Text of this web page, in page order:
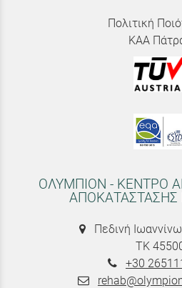
Πολιτική
ΚΑΑ
ΟΛΥΜΠΙΟΝ - ΚΕΝΤΡΟ
ΑΠΟΚΑΤΑΣΤΑΣΗΣ
Πεδινή
ΤΚ
+30